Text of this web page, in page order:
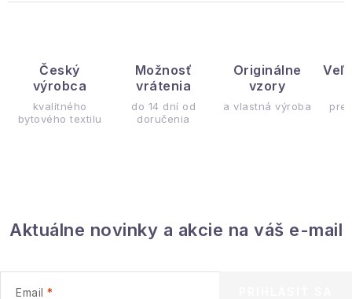
Český
výrobca
kvalitného
bytového textilu
Možnosť
vrátenia
do 14 dní od
doručenia
Originálne
vzory
a vlastná výroba pre
Aktuálne novinky a akcie na váš e-mail
Email